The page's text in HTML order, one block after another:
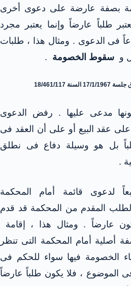
بصفة عارضة على دعوى أخرى
طلباً عارضاً وإنما يعتبر مجرد
فى الدعوى . ومثال هذا ، طلبات
و سقوط الخصومة .
مدعى عليها . رفض الدعوى
على عقد البيع أو على أن العقد فى
بل هو وسيلة دفاع فى نطلق
.
لدعوى قائمة أمام المحكمة
الطلب المقدم من المحكمة قد قدم
عارضاً . ومثال هذا ، إقامة
أصلية أمام المحكمة التى تنظر
الخصومة فيها سواء للحكم فى
الموضوع ، فلا يكون طلباً عارضاً